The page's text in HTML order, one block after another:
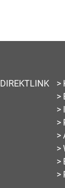
DIREKTLINK
>
>
>
>
>
>
>
>